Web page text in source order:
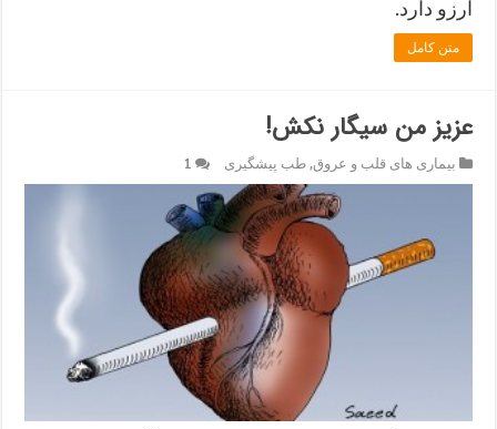
آرزو دارد.
متن کامل
عزيز من سیگار نكش!
بیماری های قلب و عروق,طب پیشگیری 1